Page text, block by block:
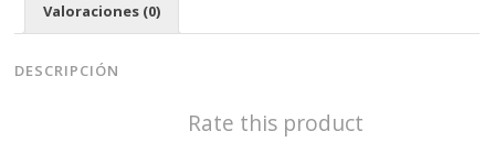
cantidadValoraciones (0)
DESCRIPCIÓN
Rate this product